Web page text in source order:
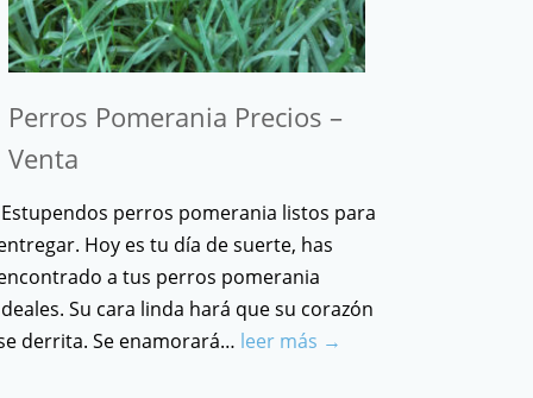
Perros Pomerania Precios –
Venta
perros pomerania listos para
Hoy es tu día de suerte, has
a tus perros pomerania
Su cara linda hará que su corazón
derrita. Se enamorará… leer más →